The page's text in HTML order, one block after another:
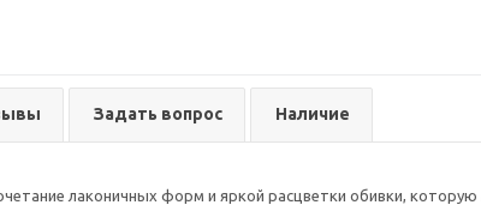
Задать вопрос Наличие
лаконичных форм и яркой расцветки обивки,